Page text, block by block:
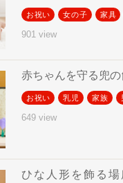
お祝い 女の子 家具
901 view
赤ちゃんを守る兜の
お祝い 乳児 家族
649 view
ひな人形を飾る